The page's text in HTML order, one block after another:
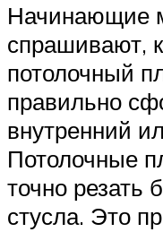
Начинающие
спрашивают,
потолочный
правильно
внутренний
Потолочные
точно резать
стусла. Это